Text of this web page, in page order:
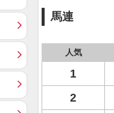
馬連
人気
1
2